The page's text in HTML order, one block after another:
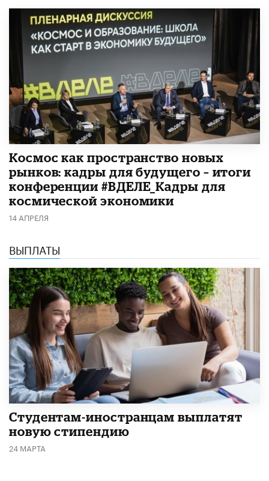
Космос как пространство новых
рынков: кадры для будущего – итоги
конференции #ВДЕЛЕ_Кадры для
космической экономики
14 АПРЕЛЯ
ВЫПЛАТЫ
Студентам-иностранцам выплатят
новую стипендию
24 МАРТА